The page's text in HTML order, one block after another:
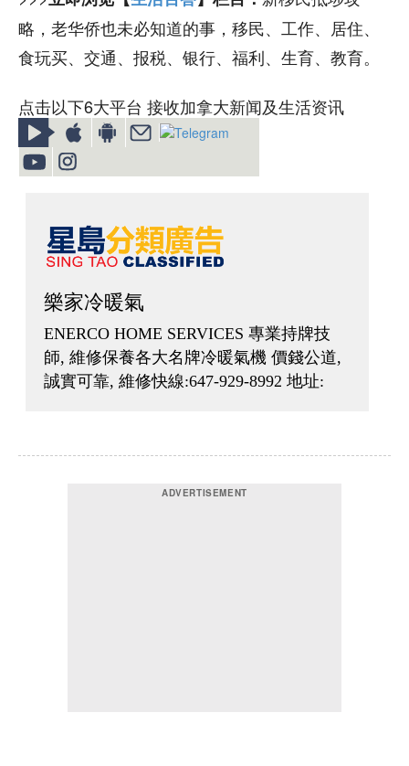
略，老华侨也未必知道的事，移民、工作、居住、
食玩买、交通、报税、银行、福利、生育、教育。
点击以下6大平台 接收加拿大新闻及生活资讯